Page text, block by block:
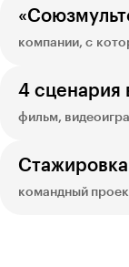
компании, с
4 сценария
фильм,
командный